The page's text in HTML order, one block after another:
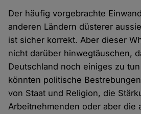
Der häufig vorgebrachte
anderen Ländern düsterer
ist sicher korrekt. Aber dieser
nicht darüber hinwegtäuschen,
Deutschland noch einiges zu
könnten politische
von Staat und Religion, die
Arbeitnehmenden oder aber die